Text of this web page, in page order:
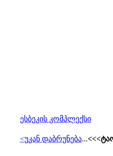
ესბეკის კომპლექსი
<უკან დაბრუნება...